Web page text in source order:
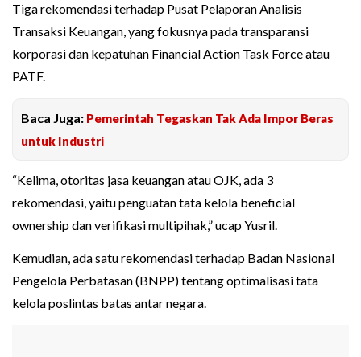
Tiga rekomendasi terhadap Pusat Pelaporan Analisis
Transaksi Keuangan, yang fokusnya pada transparansi
korporasi dan kepatuhan Financial Action Task Force atau
PATF.
Baca Juga: Pemerintah Tegaskan Tak Ada Impor Beras
untuk Industri
“Kelima, otoritas jasa keuangan atau OJK, ada 3
rekomendasi, yaitu penguatan tata kelola beneficial
ownership dan verifikasi multipihak,” ucap Yusril.
Kemudian, ada satu rekomendasi terhadap Badan Nasional
Pengelola Perbatasan (BNPP) tentang optimalisasi tata
kelola poslintas batas antar negara.